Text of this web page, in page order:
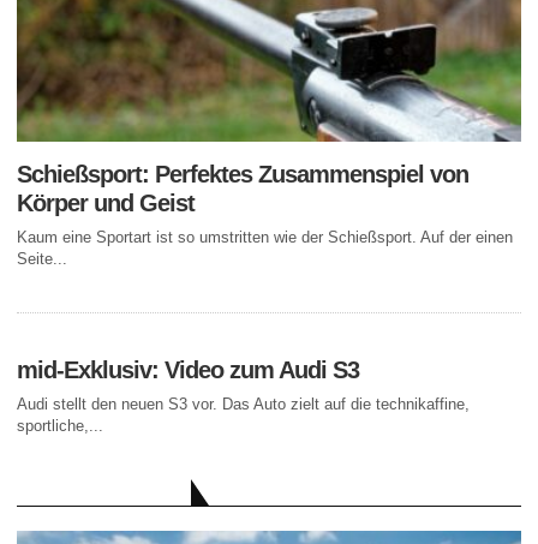
Schießsport: Perfektes Zusammenspiel von
Körper und Geist
Kaum eine Sportart ist so umstritten wie der Schießsport. Auf der einen
Seite...
mid-Exklusiv: Video zum Audi S3
Audi stellt den neuen S3 vor. Das Auto zielt auf die technikaffine,
sportliche,...